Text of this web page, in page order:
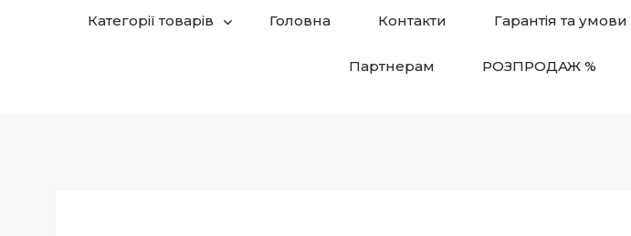
Категорії товарів Головна Контакти Гарантія та
Партнерам РОЗПРОДАЖ %